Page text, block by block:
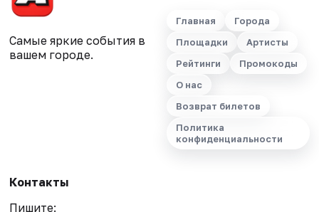
Самые яркие события в
вашем городе.
Главная
Города
Площадки
Артисты
Рейтинги
Промокоды
О нас
Возврат билетов
Политика
конфиденциальности
Контакты
Пишите: